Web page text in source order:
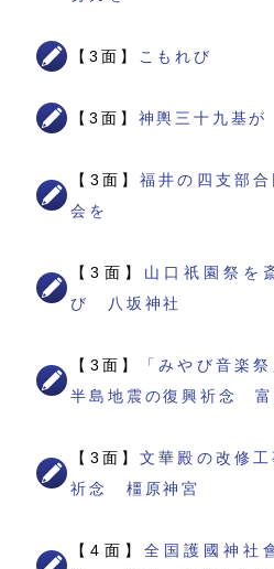
【3面】 こもれび
【3面】 神輿三十九基
【3面】福井の四支部
会を
【3面】 山口祇園祭を
び 八坂神社
【3面】
「みやび音楽
半島地震の復興祈念 富
【3面】文華殿の改修
祈念 橿原神宮
【4面】 全国護國神社